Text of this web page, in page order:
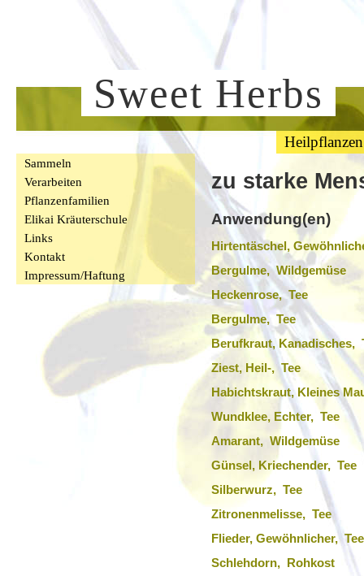
Sweet Herbs
Heilpflanzen
Sammeln
Verarbeiten
Pflanzenfamilien
Elikai Kräuterschule
Links
Kontakt
Impressum/Haftung
zu starke
Anwendung(en)
Hirtentäschel,
Bergulme, Wildgemüse
Heckenrose, Tee
Bergulme, Tee
Berufkraut, Kanadisches,
Ziest, Heil-, Tee
Habichtskraut, Kleines
Wundklee, Echter, Tee
Amarant, Wildgemüse
Günsel, Kriechender, Tee
Silberwurz, Tee
Zitronenmelisse, Tee
Flieder, Gewöhnlicher, Tee
Schlehdorn, Rohkost